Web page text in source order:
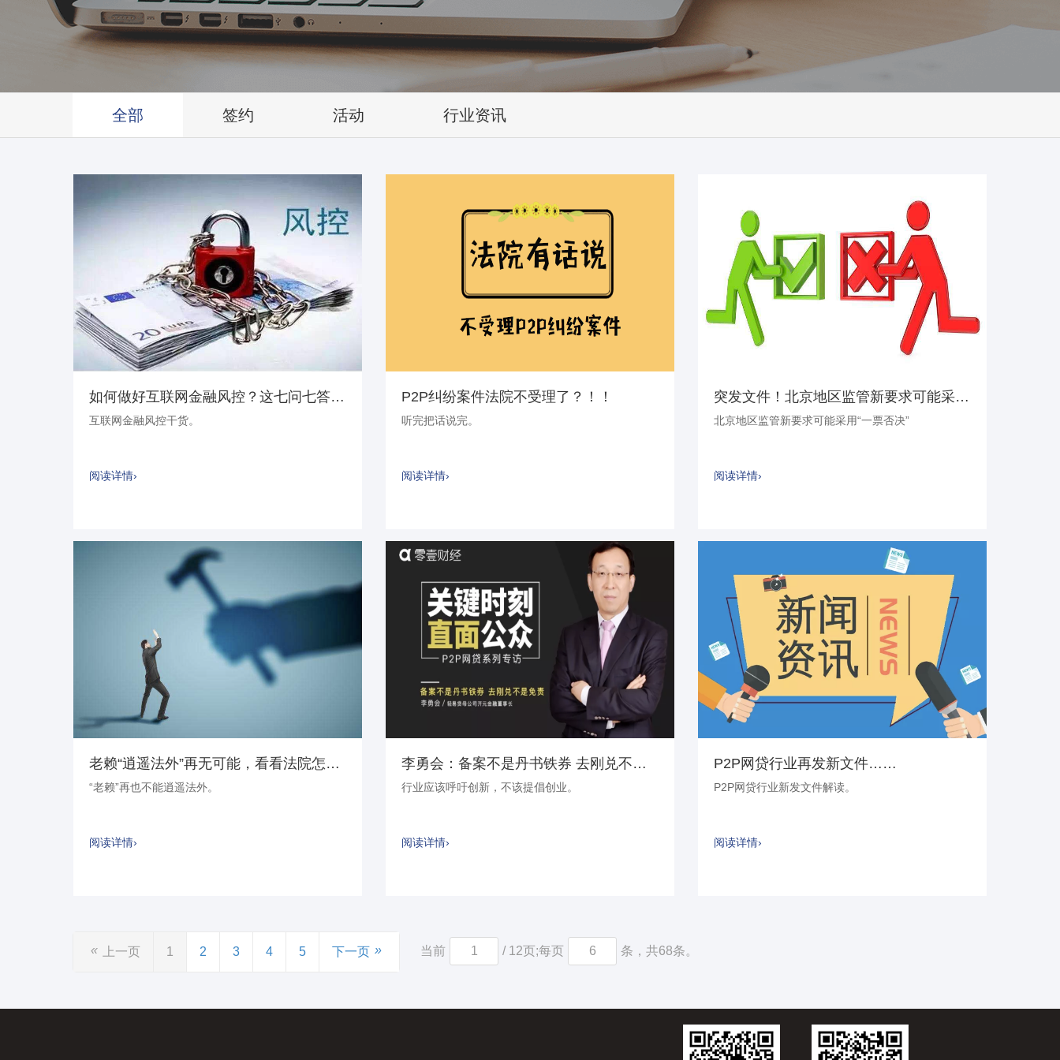
全部 签约 活动 行业资讯
如何做好互联网金融风控？这七问七答让你不再困惑
互联网金融风控干货。
阅读详情›
P2P纠纷案件法院不受理了？！！
听完把话说完。
阅读详情›
突发文件！北京地区监管新要求可能采用“一票否决”
北京地区监管新要求可能采用“一票否决”
阅读详情›
老赖“逍遥法外”再无可能，看看法院怎么做……
“老赖”再也不能逍遥法外。
阅读详情›
李勇会：备案不是丹书铁券 去刚兑不是免责
行业应该呼吁创新，不该提倡创业。
阅读详情›
P2P网贷行业再发新文件……
P2P网贷行业新发文件解读。
阅读详情›
« 上一页 1 2 3 4 5 下一页 » 当前 / 12页;每页 条，共68条。